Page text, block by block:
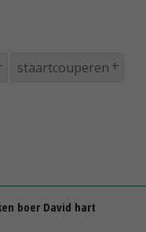
staartcouperen
boer David hart